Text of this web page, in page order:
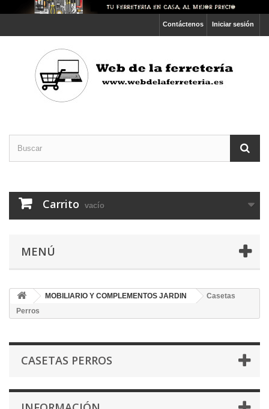
Iniciar sesión
Contáctenos
Carrito vacío
MENÚ
MOBILIARIO Y COMPLEMENTOS JARDIN
Casetas
Perros
CASETAS PERROS